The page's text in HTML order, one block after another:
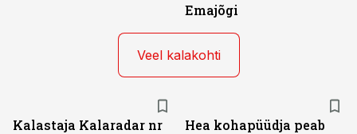
Emajõgi
Veel kalakohti
Kalastaja Kalaradar nr
Hea kohapüüdja peab